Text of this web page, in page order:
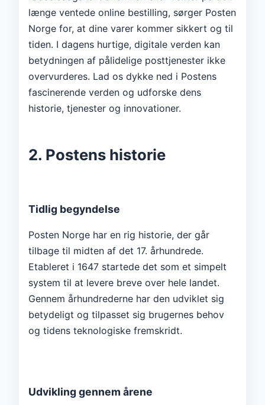
længe ventede online bestilling, sørger Posten
Norge for, at dine varer kommer sikkert og til
tiden. I dagens hurtige, digitale verden kan
betydningen af ​​pålidelige posttjenester ikke
overvurderes. Lad os dykke ned i Postens
fascinerende verden og udforske dens
historie, tjenester og innovationer.
2. Postens historie
Tidlig begyndelse
Posten Norge har en rig historie, der går
tilbage til midten af ​​det 17. århundrede.
Etableret i 1647 startede det som et simpelt
system til at levere breve over hele landet.
Gennem århundrederne har den udviklet sig
betydeligt og tilpasset sig brugernes behov
og tidens teknologiske fremskridt.
Udvikling gennem årene